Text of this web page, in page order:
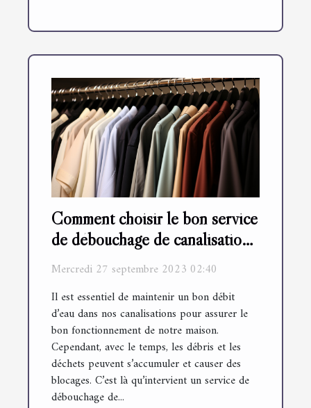
Comment choisir le bon service
de débouchage de canalisation
?
Mercredi 27 septembre 2023 02:40
Il est essentiel de maintenir un bon débit
d’eau dans nos canalisations pour assurer le
bon fonctionnement de notre maison.
Cependant, avec le temps, les débris et les
déchets peuvent s’accumuler et causer des
blocages. C’est là qu’intervient un service de
débouchage de...